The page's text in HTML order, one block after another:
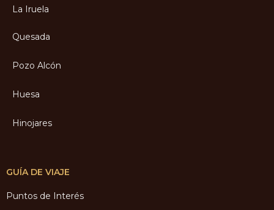
La Iruela
Quesada
Pozo Alcón
Huesa
Hinojares
GUÍA DE VIAJE
Puntos de Interés